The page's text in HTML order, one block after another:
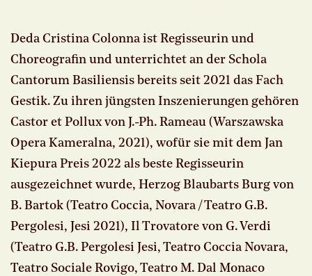
Deda Cristina Colonna ist Regisseurin und
Choreografin und unterrichtet an der Schola
Cantorum Basiliensis bereits seit 2021 das Fach
Gestik. Zu ihren jüngsten Inszenierungen gehören
Castor et Pollux von J.-Ph. Rameau (Warszawska
Opera Kameralna, 2021), wofür sie mit dem Jan
Kiepura Preis 2022 als beste Regisseurin
ausgezeichnet wurde, Herzog Blaubarts Burg von
B. Bartok (Teatro Coccia, Novara / Teatro G.B.
Pergolesi, Jesi 2021), Il Trovatore von G. Verdi
(Teatro G.B. Pergolesi Jesi, Teatro Coccia Novara,
Teatro Sociale Rovigo, Teatro M. Dal Monaco